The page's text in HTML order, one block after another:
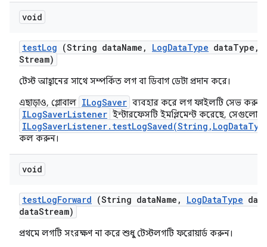
void
testLog (String dataName , LogDataType dataType ,
Stream)
টেস্ট আহ্বানের সাথে সম্পর্কিত লগ বা ডিবাগ ডেটা প্রদান করে।
এছাড়াও, গ্লোবাল ILogSaver ব্যবহার করে লগ ফাইলটি সেভ করুন
ILogSaverListener ইন্টারফেসটি ইমপ্লিমেন্ট করেছে, সেগুলোর
কল করুন।
void
testLogForward (String dataName , LogDataType data
dataStream)
প্রথমে লগটি সংরক্ষণ না করে শুধু টেস্টলগটি ফরোয়ার্ড করুন।